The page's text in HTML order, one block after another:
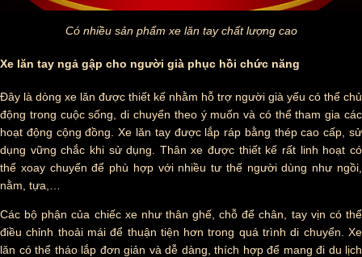
Có nhiều sản phẩm xe lăn tay chất lượng cao
Xe lăn tay ngả gập cho người già phục hồi chức năng
Đây là dòng xe lăn được thiết kế nhằm hỗ trợ người già yếu có thể chủ
động trong cuộc sống, di chuyển theo ý muốn và có thể tham gia các
hoạt động cộng đồng. Xe lăn tay được lắp ráp bằng thép cao cấp, sử
dụng vững chắc khi sử dụng. Thân xe được thiết kế rất linh hoạt có
thể xoay chuyển để phù hợp với nhiều tư thế người dùng như ngồi,
nằm, tựa,…
Các bộ phận của chiếc xe như thân ghế, chỗ để chân, tay vịn có thể
điều chỉnh thoải mái để thuận tiện hơn trong quá trình di chuyển. Xe
lăn có thể tháo lắp đơn giản và dễ dàng, thích hợp để mang đi du lịch